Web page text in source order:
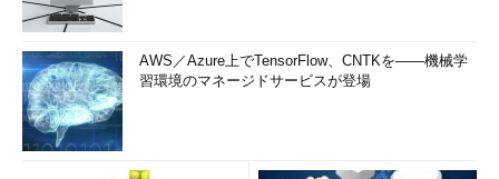
AWS／Azure上でTensorFlow、CNTKを――機械学
習環境のマネージドサービスが登場